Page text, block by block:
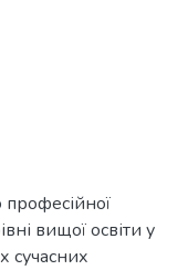
професійної
вищої освіти у
сучасних